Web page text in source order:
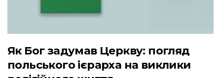
Як Бог задумав Церкву: погляд
польського ієрарха на виклики